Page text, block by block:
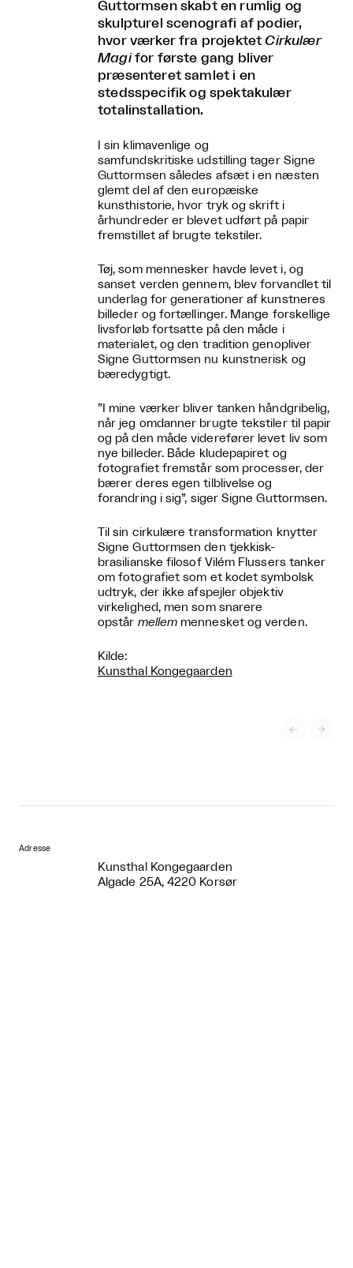
Guttormsen skabt en rumlig og
skulpturel scenografi af podier,
hvor værker fra projektetCirkulær
Magifor første gang bliver
præsenteret samlet i en
stedsspecifik og spektakulær
totalinstallation.
I sin klimavenlige og
samfundskritiske udstilling tager Signe
Guttormsen således afsæt i en næsten
glemt del af den europæiske
kunsthistorie, hvor tryk og skrift i
århundreder er blevet udført på papir
fremstillet af brugte tekstiler.
Tøj, som mennesker havde levet i, og
sanset verden gennem, blev forvandlet til
underlag for generationer af kunstneres
billeder og fortællinger. Mange forskellige
livsforløb fortsatte på den måde i
materialet, og den tradition genopliver
Signe Guttormsen nu kunstnerisk og
bæredygtigt.
”I mine værker bliver tanken håndgribelig,
når jeg omdanner brugte tekstiler til papir
og på den måde viderefører levet liv som
nye billeder. Både kludepapiret og
fotografiet fremstår som processer, der
bærer deres egen tilblivelse og
forandring i sig”, siger Signe Guttormsen.
Til sin cirkulære transformation knytter
Signe Guttormsen den tjekkisk-
brasilianske filosof Vilém Flussers tanker
om fotografiet som et kodet symbolsk
udtryk, der ikke afspejler objektiv
virkelighed, men som snarere
opstår mellem mennesket og verden.
Kilde:
Kunsthal Kongegaarden
 
Adresse
Kunsthal Kongegaarden
Algade 25A, 4220 Korsør